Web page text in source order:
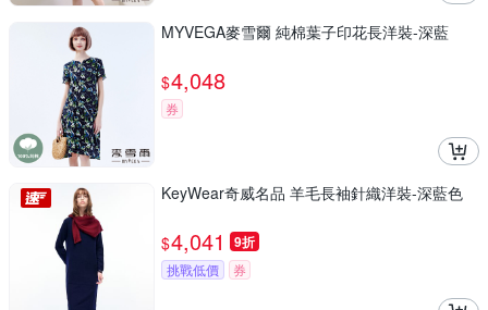
MYVEGA麥雪爾 純棉葉子印花長洋裝-深藍
$4,048
券
KeyWear奇威名品 羊毛長袖針織洋裝-深藍色
$4,041 9折
挑戰低價 券